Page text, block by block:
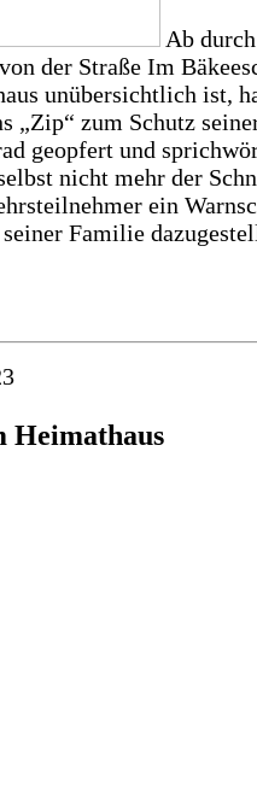
Ab
der Straße Im
unübersichtlich ist,
„Zip“ zum Schutz
geopfert und
nicht mehr der
ein
Familie
Heimathaus